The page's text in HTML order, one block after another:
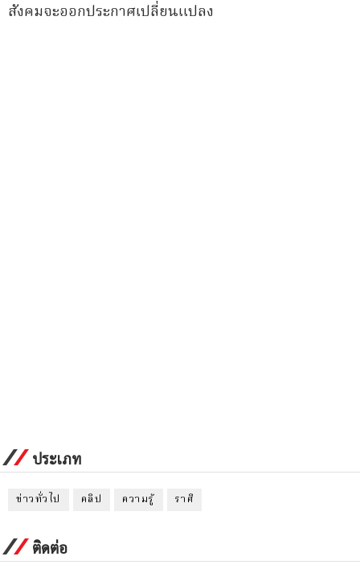
สังคมจะออกประกาศเปลี่ยนแปลง
ประเภท
ข่าวทั่วไป คลิป ความรู้ ราศี
ติดต่อ